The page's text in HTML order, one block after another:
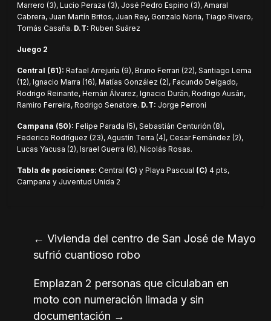
Marrero (3), Lucio Peraza (3), José Pedro Espino (3), Amaral
Cabrera, Juan Martín Britos, Juan Rey, Gonzalo Noria, Tiago Rivero,
Tomás Casaña. D.T: Ruben Suárez
Juego 2
Central (61): Rafael Arrejuría (9), Bruno Ferrari (22), Santiago Lema
(12), Ignacio Marra (16), Matías González (2), Facundo Delgado,
Rodrigo Reinante, Hernán Álvarez, Ignacio Durán, Rodrigo Ausán,
Ramiro Ferreira, Rodrigo Senatore. D.T: Jorge Perroni
Campana (50): Felipe Parada (5), Sebastián Centurión (8),
Federico Rodríguez (23), Agustín Terra (4), Cesar Fernández (2),
Lucas Yacusa (2), Israel Guerra (6), Nicolás Rosas.
Tabla de posiciones: Central (C) y Playa Pascual (C) 4 pts,
Campana y Juventud Unida 2
← Vivienda del centro de San José de Mayo
sufrió cuantioso robo
Emplazan 2 personas que ciculaban en
moto con numeración limada y sin
documentación →